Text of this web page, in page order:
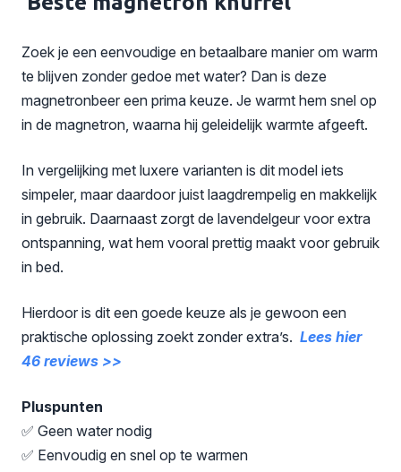
Zoek je een eenvoudige en betaalbare manier om warm
te blijven zonder gedoe met water? Dan is deze
magnetronbeer een prima keuze. Je warmt hem snel op
in de magnetron, waarna hij geleidelijk warmte afgeeft.
In vergelijking met luxere varianten is dit model iets
simpeler, maar daardoor juist laagdrempelig en makkelijk
in gebruik. Daarnaast zorgt de lavendelgeur voor extra
ontspanning, wat hem vooral prettig maakt voor gebruik
in bed.
Hierdoor is dit een goede keuze als je gewoon een
praktische oplossing zoekt zonder extra’s. Lees hier
46 reviews >>
Pluspunten
✅ Geen water nodig
✅ Eenvoudig en snel op te warmen